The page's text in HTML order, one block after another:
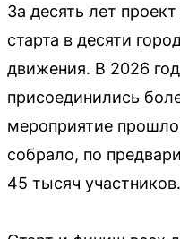
За десять лет
старта в десяти
движения. В 2026
присоединились
мероприятие
собрало, по
45 тысяч участников.